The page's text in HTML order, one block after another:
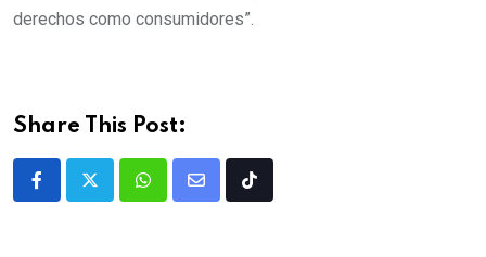
derechos como consumidores”.
Share This Post: